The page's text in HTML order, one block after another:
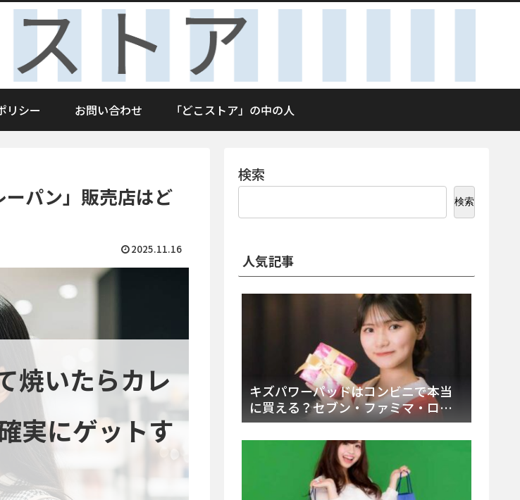
リシー お問い合わせ 「どこストア」の中の人
ーパン」販売店はど
2025.11.16
焼いたらカレ
実にゲットす
検索
検索
人気記事
キズパワーパッドはコンビニで本当
に買える？セブン・ファミマ・ロー
ソン徹底調査＆値段と種類別販売場
所まとめ